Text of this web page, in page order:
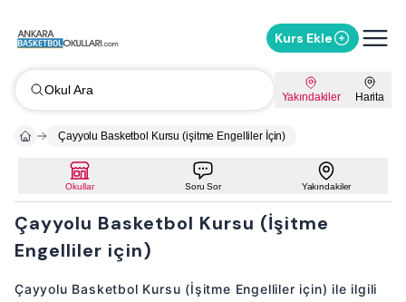
Kurs Ekle
Okul Ara Yakındakiler Harita
Çayyolu Basketbol Kursu (işitme Engelliler İçin)
Okullar Soru Sor Yakındakiler
Çayyolu Basketbol Kursu (İşitme
Engelliler için)
Çayyolu Basketbol Kursu (İşitme Engelliler için) ile ilgili